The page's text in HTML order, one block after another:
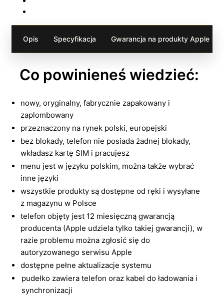
Opis Specyfikacja Gwarancja na produkty Apple
Co powinieneś wiedzieć:
nowy, oryginalny, fabrycznie zapakowany i
zaplombowany
przeznaczony na rynek polski, europejski
bez blokady, telefon nie posiada żadnej blokady,
wkładasz kartę SIM i pracujesz
menu jest w języku polskim, można także wybrać
inne języki
wszystkie produkty są dostępne od ręki i wysyłane
z magazynu w Polsce
telefon objęty jest 12 miesięczną gwarancją
producenta (Apple udziela tylko takiej gwarancji), w
razie problemu można zgłosić się do
autoryzowanego serwisu Apple
dostępne pełne aktualizacje systemu
pudełko zawiera telefon oraz kabel do ładowania i
synchronizacji